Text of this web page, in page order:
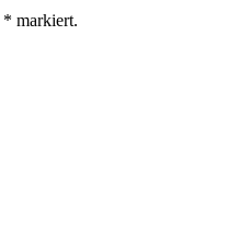
* markiert.